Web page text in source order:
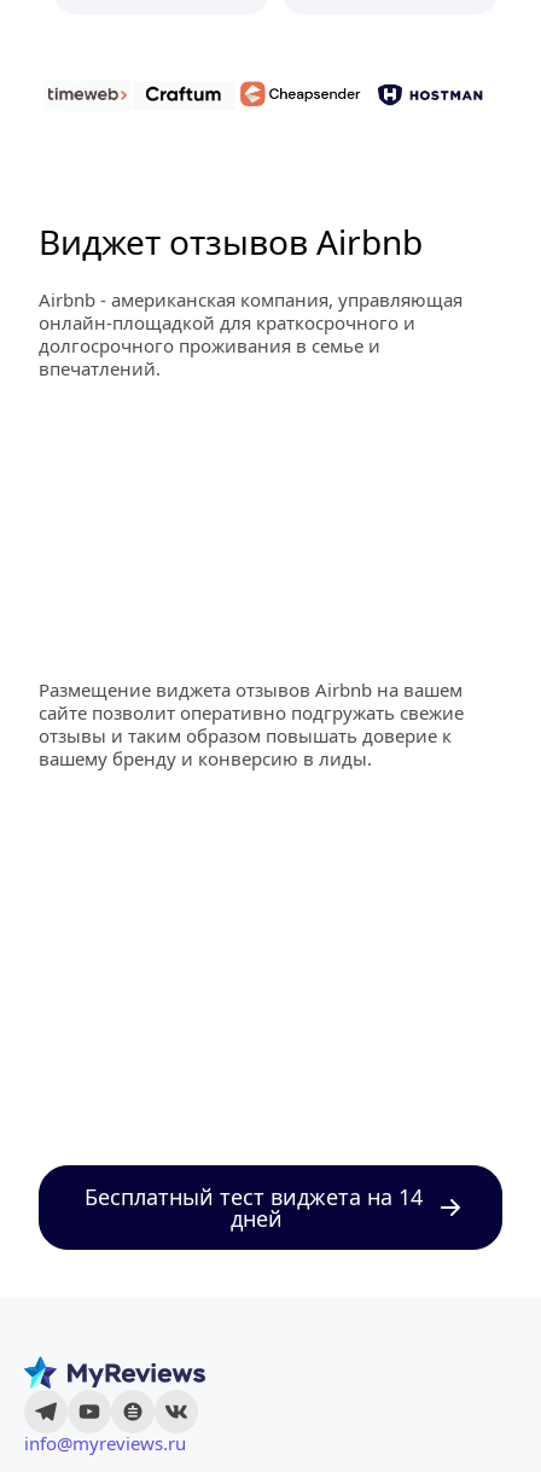
Виджет отзывов Airbnb
Airbnb - американская компания, управляющая
онлайн-площадкой для краткосрочного и
долгосрочного проживания в семье и
впечатлений.
Размещение виджета отзывов Airbnb на вашем
сайте позволит оперативно подгружать свежие
отзывы и таким образом повышать доверие к
вашему бренду и конверсию в лиды.
Бесплатный тест виджета на 14
дней
info@myreviews.ru